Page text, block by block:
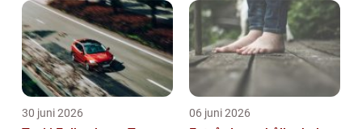
30 juni 2026 06 juni 2026